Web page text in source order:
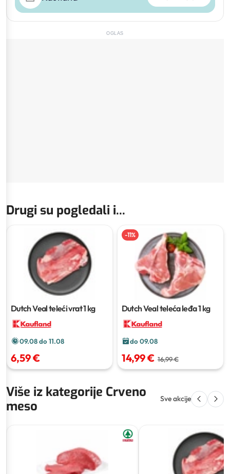
OGLAS
Drugi su pogledali i...
Dutch Veal teleći vrat1 kg
09.08 do 11.08
6,59 €
-11%
Dutch Veal teleća leđa1 kg
do 09.08
14,99 € 16,99 €
Više iz kategorije Crveno
meso
Sve akcije